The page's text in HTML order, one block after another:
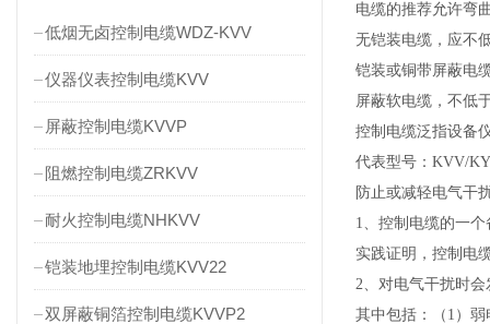
低烟无卤控制电缆WDZ-KVV
仪器仪表控制电缆KVV
屏蔽控制电缆KVVP
阻燃控制电缆ZRKVV
耐火控制电缆NHKVV
铠装地埋控制电缆KVV22
双屏蔽铜箔控制电缆KVVP2
电缆的推荐允许弯
无铠装电缆，应不
铠装或铜带屏蔽电
屏蔽软电缆，不低
控制电缆泛指设备
代表型号：KVV/
防止或减轻电气干
1、控制电缆的一
实践证明，控制电
2、对电气干扰时
其中包括：（1）